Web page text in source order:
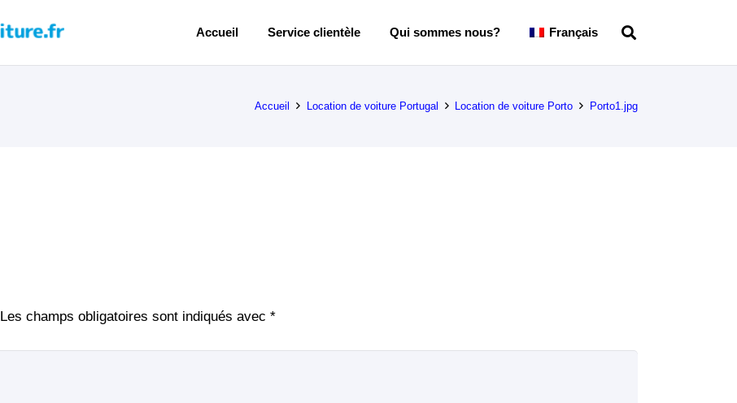
Accueil Service clientèle Qui sommes nous? Français
Accueil Location de voiture Portugal Location de voiture Porto Porto1.jpg
Les champs obligatoires sont indiqués avec *